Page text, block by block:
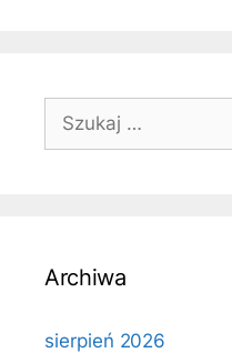
Szukaj:
Archiwa
sierpień 2026